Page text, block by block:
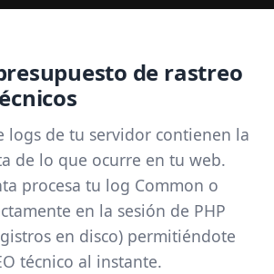
de rastreo
logs de tu servidor contienen la
de lo que ocurre en tu web.
procesa tu log Common o
en la sesión de PHP
en disco) permitiéndote
técnico al instante.